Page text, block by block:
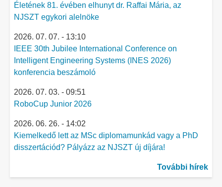
Életének 81. évében elhunyt dr. Raffai Mária, az
NJSZT egykori alelnöke
2026. 07. 07. - 13:10
IEEE 30th Jubilee International Conference on
Intelligent Engineering Systems (INES 2026)
konferencia beszámoló
2026. 07. 03. - 09:51
RoboCup Junior 2026
2026. 06. 26. - 14:02
Kiemelkedő lett az MSc diplomamunkád vagy a PhD
disszertációd? Pályázz az NJSZT új díjára!
További hírek